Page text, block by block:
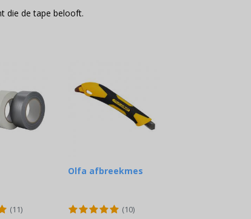
die de tape belooft.
(11)
Olfa afbreekmes
(10)